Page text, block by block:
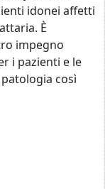
idonei affetti
È
impegno
i pazienti e le
così